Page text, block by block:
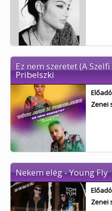
Ez nem szeretet (A
Pribelszki
Zenei
Nekem elég - Young Fly
Zenei